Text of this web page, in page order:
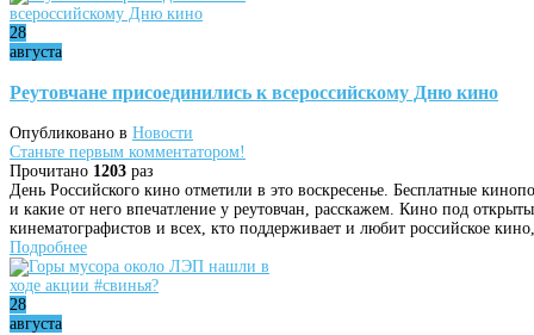
28
августа
Реутовчане присоединились к всероссийскому Дню кино
Опубликовано в Новости
Станьте первым комментатором!
Прочитано 1203 раз
День Российского кино отметили в это воскресенье. Бесплатные
и какие от него впечатление у реутовчан, расскажем. Кино под
кинематографистов и всех, кто поддерживает и любит российское
Подробнее
28
августа